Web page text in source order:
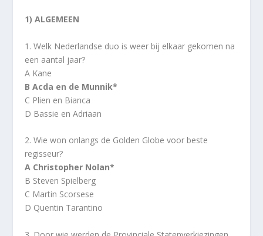
1) ALGEMEEN
1. Welk Nederlandse duo is weer bij elkaar gekomen na
een aantal jaar?
A Kane
B Acda en de Munnik*
C Plien en Bianca
D Bassie en Adriaan
2. Wie won onlangs de Golden Globe voor beste
regisseur?
A Christopher Nolan*
B Steven Spielberg
C Martin Scorsese
D Quentin Tarantino